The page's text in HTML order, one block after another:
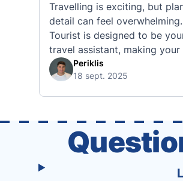
Travelling is exciting, but
detail can feel overwhelming.
Tourist is designed to be
travel assistant, making
smarter, and stress-free. 🧭
Tourist App Unique? Unlike
trip planning becomes as
Periklis
18 sept. 2025